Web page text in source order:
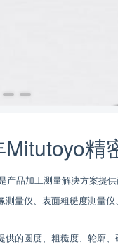
精
品加工测量解决方案提供
量仪、表面粗糙度测量
的圆度、粗糙度、轮廓